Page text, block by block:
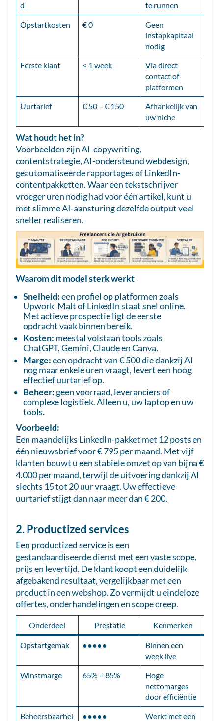
d te runnen
Opstartkosten € 0
Geen
instapkapitaal
nodig
Eerste klant < 1 week
Via direct
contact of
platformen
Uurtarief € 50 – € 150
Afhankelijk van
uw niche
Wat houdt het in?
Voorbeelden zijn AI-copywriting,
contentstrategie, AI-ondersteund webdesign,
geautomatiseerde rapportages of LinkedIn-
contentpakketten. Waar een tekstschrijver
vroeger uren nodig had voor één artikel, kunt u
met slimme AI-aansturing dezelfde output veel
sneller realiseren.
Waarom dit model sterk werkt
Snelheid:een profiel op platformen zoals
Upwork, Malt of LinkedIn staat snel online.
Met actieve prospectie ligt de eerste
opdracht vaak binnen bereik.
Kosten: meestal volstaan tools zoals
ChatGPT, Gemini, Claude en Canva.
Marge:een opdracht van € 500 die dankzij AI
nog maar enkele uren vraagt, levert een hoog
effectief uurtarief op.
Beheer:geen voorraad, leveranciers of
complexe logistiek. Alleen u, uw laptop en uw
tools.
Voorbeeld:
Een maandelijks LinkedIn-pakket met 12 posts en
één nieuwsbrief voor € 795 per maand. Met vijf
klanten bouwt u een stabiele omzet op van bijna €
4.000 per maand, terwijl de uitvoering dankzij AI
slechts 15 tot 20 uur vraagt. Uw effectieve
uurtarief stijgt dan naar meer dan € 200.
2. Productized services
Een productized service is een
gestandaardiseerde dienst met een vaste scope,
prijs en levertijd. De klant koopt een duidelijk
afgebakend resultaat, vergelijkbaar met een
product in een webshop. Zo vermijdt u eindeloze
offertes, onderhandelingen en scope creep.
Onderdeel Prestatie Kenmerken
Opstartgemak ●●●●●
Binnen een
week live
Winstmarge 65% – 85%
Hoge
nettomarges
door efficiëntie
Beheersbaarhei
●●●●●
Werkt met een